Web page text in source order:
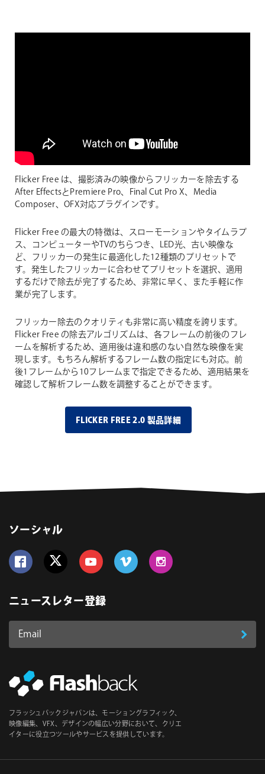
Flicker Free は、撮影済みの映像からフリッカーを除去する
After EffectsとPremiere Pro、Final Cut Pro X、Media
Composer、OFX対応プラグインです。
Flicker Free の最大の特徴は、スローモーションやタイムラプ
ス、コンピューターやTVのちらつき、LED光、古い映像な
ど、フリッカーの発生に最適化した12種類のプリセットで
す。発生したフリッカーに合わせてプリセットを選択、適用
するだけで除去が完了するため、非常に早く、また手軽に作
業が完了します。
フリッカー除去のクオリティも非常に高い精度を誇ります。
Flicker Free の除去アルゴリズムは、各フレームの前後のフレ
ームを解析するため、適用後は違和感のない自然な映像を実
現します。もちろん解析するフレーム数の指定にも対応。前
後1フレームから10フレームまで指定できるため、適用結果を
確認して解析フレーム数を調整することができます。
FLICKER FREE 2.0 製品詳細
ソーシャル
ニュースレター登録
Email
ス
必
須
登
フラッシュバックジャパンは、モーショングラフィック、
映像編集、VFX、デザインの幅広い分野において、クリエ
イターに役立つツールやサービスを提供しています。